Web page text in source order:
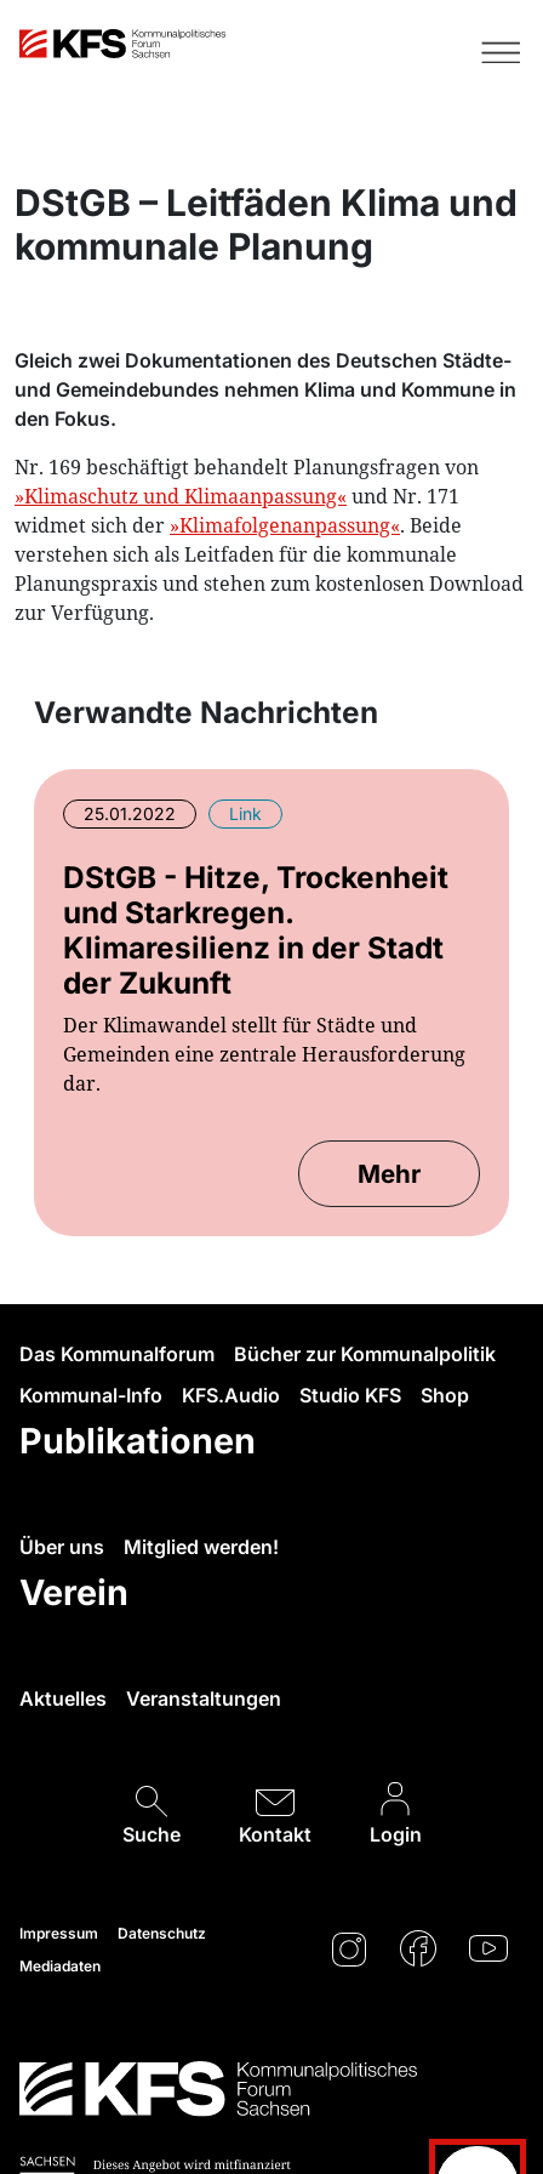
DStGB – Leitfäden Klima und
kommunale Planung
Gleich zwei Dokumentationen des Deutschen Städte-
und Gemeindebundes nehmen Klima und Kommune in
den Fokus.
Nr. 169 beschäftigt behandelt Planungsfragen von
»Klimaschutz und Klimaanpassung« und Nr. 171
widmet sich der »Klimafolgenanpassung«. Beide
verstehen sich als Leitfaden für die kommunale
Planungspraxis und stehen zum kostenlosen Download
zur Verfügung.
Verwandte Nachrichten
25.01.2022 Link
DStGB - Hitze, Trockenheit
und Starkregen.
Klimaresilienz in der Stadt
der Zukunft
Der Klimawandel stellt für Städte und
Gemeinden eine zentrale Herausforderung
dar.
Mehr
Das Kommunalforum
Bücher zur Kommunalpolitik
Kommunal-Info
KFS.Audio Studio KFS Shop
Publikationen
Über uns Mitglied werden!
Verein
Aktuelles Veranstaltungen
Suche Kontakt Login
Impressum
Datenschutz
Mediadaten